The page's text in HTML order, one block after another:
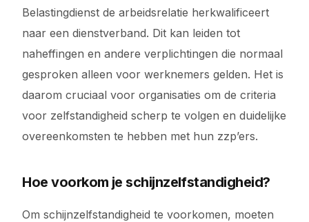
Belastingdienst de arbeidsrelatie herkwalificeert
naar een dienstverband. Dit kan leiden tot
naheffingen en andere verplichtingen die normaal
gesproken alleen voor werknemers gelden. Het is
daarom cruciaal voor organisaties om de criteria
voor zelfstandigheid scherp te volgen en duidelijke
overeenkomsten te hebben met hun zzp’ers.
Hoe voorkom je schijnzelfstandigheid?
Om schijnzelfstandigheid te voorkomen, moeten